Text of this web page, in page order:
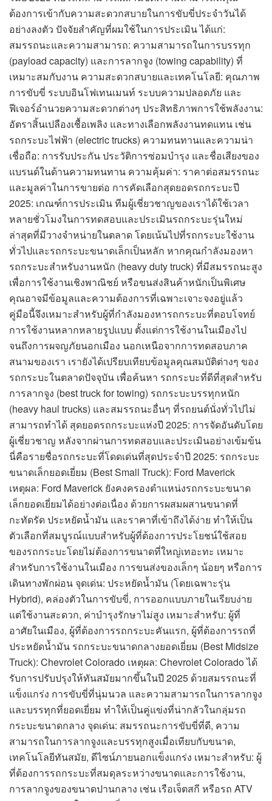
ต้องการเข้ากับความสะดวกสบายในการขับขี่ประจำวันได้
อย่างลงตัว ปัจจัยสำคัญที่ผมใช้ในการประเมิน ได้แก่:
สมรรถนะและความสามารถ: ความสามารถในการบรรทุก
(payload capacity) และการลากจูง (towing capability) ที่
เหมาะสมกับงาน ความสะดวกสบายและเทคโนโลยี: คุณภาพ
การขับขี่ ระบบอินโฟเทนเมนท์ ระบบความปลอดภัย และ
ฟีเจอร์อำนวยความสะดวกต่างๆ ประสิทธิภาพการใช้พลังงาน:
อัตราสิ้นเปลืองเชื้อเพลิง และทางเลือกพลังงานทดแทน เช่น
รถกระบะไฟฟ้า (electric trucks) ความทนทานและความน่า
เชื่อถือ: การรับประกัน ประวัติการซ่อมบำรุง และชื่อเสียงของ
แบรนด์ในด้านความทนทาน ความคุ้มค่า: ราคาต่อสมรรถนะ
และมูลค่าในการขายต่อ การคัดเลือกสุดยอดรถกระบะปี
2025: เกณฑ์การประเมิน ทีมผู้เชี่ยวชาญของเราได้ใช้เวลา
หลายชั่วโมงในการทดสอบและประเมินรถกระบะรุ่นใหม่
ล่าสุดที่มีวางจำหน่ายในตลาด โดยเน้นไปที่รถกระบะใช้งาน
ทั่วไปและรถกระบะขนาดเล็กเป็นหลัก หากคุณกำลังมองหา
รถกระบะสำหรับงานหนัก (heavy duty truck) ที่มีสมรรถนะสูง
เพื่อการใช้งานเชิงพาณิชย์ หรือขนส่งสินค้าหนักเป็นพิเศษ
คุณอาจมีข้อมูลและความต้องการที่เฉพาะเจาะจงอยู่แล้ว
คู่มือนี้จึงเหมาะสำหรับผู้ที่กำลังมองหารถกระบะที่ตอบโจทย์
การใช้งานหลากหลายรูปแบบ ตั้งแต่การใช้งานในเมืองไป
จนถึงการผจญภัยนอกเมือง นอกเหนือจากการทดสอบภาค
สนามของเรา เรายังได้เปรียบเทียบข้อมูลคุณสมบัติต่างๆ ของ
รถกระบะในตลาดปัจจุบัน เพื่อค้นหา รถกระบะที่ดีที่สุดสำหรับ
การลากจูง (best truck for towing) รถกระบะบรรทุกหนัก
(heavy haul trucks) และสมรรถนะอื่นๆ ที่รถยนต์นั่งทั่วไปไม่
สามารถทำได้ สุดยอดรถกระบะแห่งปี 2025: การจัดอันดับโดย
ผู้เชี่ยวชาญ หลังจากผ่านการทดสอบและประเมินอย่างเข้มข้น
นี่คือรายชื่อรถกระบะที่โดดเด่นที่สุดประจำปี 2025: รถกระบะ
ขนาดเล็กยอดเยี่ยม (Best Small Truck): Ford Maverick
เหตุผล: Ford Maverick ยังคงครองตำแหน่งรถกระบะขนาด
เล็กยอดเยี่ยมได้อย่างต่อเนื่อง ด้วยการผสมผสานขนาดที่
กะทัดรัด ประหยัดน้ำมัน และราคาที่เข้าถึงได้ง่าย ทำให้เป็น
ตัวเลือกที่สมบูรณ์แบบสำหรับผู้ที่ต้องการประโยชน์ใช้สอย
ของรถกระบะโดยไม่ต้องการขนาดที่ใหญ่เทอะทะ เหมาะ
สำหรับการใช้งานในเมือง การขนส่งของเล็กๆ น้อยๆ หรือการ
เดินทางพักผ่อน จุดเด่น: ประหยัดน้ำมัน (โดยเฉพาะรุ่น
Hybrid), คล่องตัวในการขับขี่, การออกแบบภายในเรียบง่าย
แต่ใช้งานสะดวก, ค่าบำรุงรักษาไม่สูง เหมาะสำหรับ: ผู้ที่
อาศัยในเมือง, ผู้ที่ต้องการรถกระบะคันแรก, ผู้ที่ต้องการรถที่
ประหยัดน้ำมัน รถกระบะขนาดกลางยอดเยี่ยม (Best Midsize
Truck): Chevrolet Colorado เหตุผล: Chevrolet Colorado ได้
รับการปรับปรุงให้ทันสมัยมากขึ้นในปี 2025 ด้วยสมรรถนะที่
แข็งแกร่ง การขับขี่ที่นุ่มนวล และความสามารถในการลากจูง
และบรรทุกที่ยอดเยี่ยม ทำให้เป็นคู่แข่งที่น่ากลัวในกลุ่มรถ
กระบะขนาดกลาง จุดเด่น: สมรรถนะการขับขี่ที่ดี, ความ
สามารถในการลากจูงและบรรทุกสูงเมื่อเทียบกับขนาด,
เทคโนโลยีทันสมัย, ดีไซน์ภายนอกแข็งแกร่ง เหมาะสำหรับ: ผู้
ที่ต้องการรถกระบะที่สมดุลระหว่างขนาดและการใช้งาน,
การลากจูงของขนาดปานกลาง เช่น เรือเจ็ตสกี หรือรถ ATV